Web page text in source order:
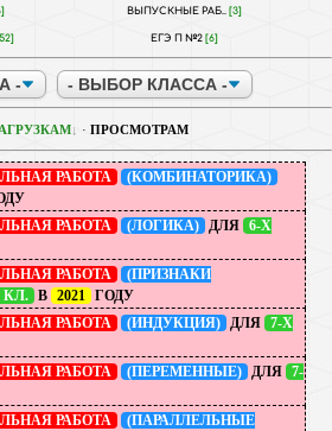
ВЫПУСКНЫЕ РАБ.. [3]
ЕГЭ П №2 [6]
· ПРОСМОТРАМ
РАБОТА
(КОМБИНАТОРИКА)
РАБОТА (ЛОГИКА) ДЛЯ 6-Х
РАБОТА
(ПРИЗНАКИ
КЛ. В 2021 ГОДУ
РАБОТА (ИНДУКЦИЯ) ДЛЯ 7-Х
РАБОТА (ПЕРЕМЕННЫЕ) ДЛЯ 7-
РАБОТА
(ПАРАЛЛЕЛЬНЫЕ